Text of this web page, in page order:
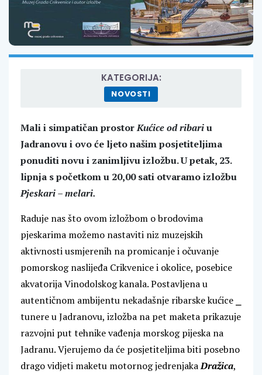
KATEGORIJA:
NOVOSTI
Mali i simpatičan prostorKućice od ribariu
Jadranovu i ovo će ljeto našim posjetiteljima
ponuditi novu i zanimljivu izložbu. U petak, 23.
lipnja s početkom u 20,00 sati otvaramo izložbu
Pjeskari – melari.
Raduje nas što ovom izložbom o brodovima
pjeskarima možemo nastaviti niz muzejskih
aktivnosti usmjerenih na promicanje i očuvanje
pomorskog naslijeđa Crikvenice i okolice, posebice
akvatorija Vinodolskog kanala. Postavljena u
autentičnom ambijentu nekadašnje ribarske kućice ⎯
tunere u Jadranovu, izložba na pet maketa prikazuje
razvojni put tehnike vađenja morskog pijeska na
Jadranu. Vjerujemo da će posjetiteljima biti posebno
drago vidjeti maketu motornog jedrenjakaDražica,